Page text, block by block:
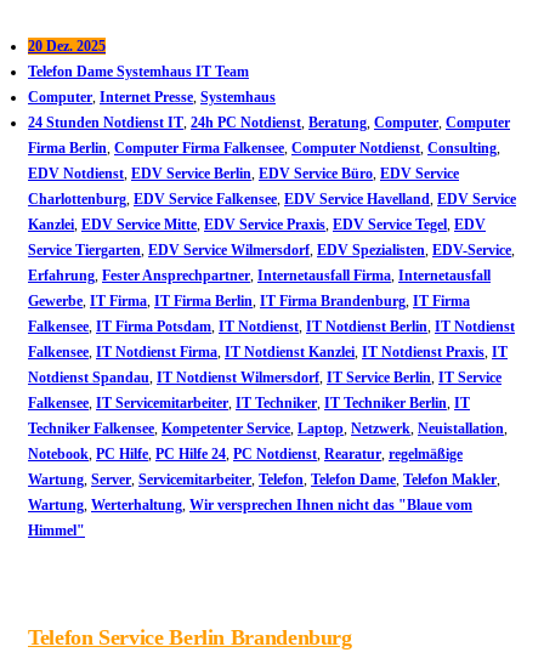
20 Dez. 2025
Telefon Dame Systemhaus IT Team
Computer, Internet Presse, Systemhaus
24 Stunden Notdienst IT, 24h PC Notdienst, Beratung, Computer, Computer
Firma Berlin, Computer Firma Falkensee, Computer Notdienst, Consulting,
EDV Notdienst, EDV Service Berlin, EDV Service Büro, EDV Service
Charlottenburg, EDV Service Falkensee, EDV Service Havelland, EDV Service
Kanzlei, EDV Service Mitte, EDV Service Praxis, EDV Service Tegel, EDV
Service Tiergarten, EDV Service Wilmersdorf, EDV Spezialisten, EDV-Service,
Erfahrung, Fester Ansprechpartner, Internetausfall Firma, Internetausfall
Gewerbe, IT Firma, IT Firma Berlin, IT Firma Brandenburg, IT Firma
Falkensee, IT Firma Potsdam, IT Notdienst, IT Notdienst Berlin, IT Notdienst
Falkensee, IT Notdienst Firma, IT Notdienst Kanzlei, IT Notdienst Praxis, IT
Notdienst Spandau, IT Notdienst Wilmersdorf, IT Service Berlin, IT Service
Falkensee, IT Servicemitarbeiter, IT Techniker, IT Techniker Berlin, IT
Techniker Falkensee, Kompetenter Service, Laptop, Netzwerk, Neuistallation,
Notebook, PC Hilfe, PC Hilfe 24, PC Notdienst, Rearatur, regelmäßige
Wartung, Server, Servicemitarbeiter, Telefon, Telefon Dame, Telefon Makler,
Wartung, Werterhaltung, Wir versprechen Ihnen nicht das "Blaue vom
Himmel"
Telefon Service Berlin Brandenburg